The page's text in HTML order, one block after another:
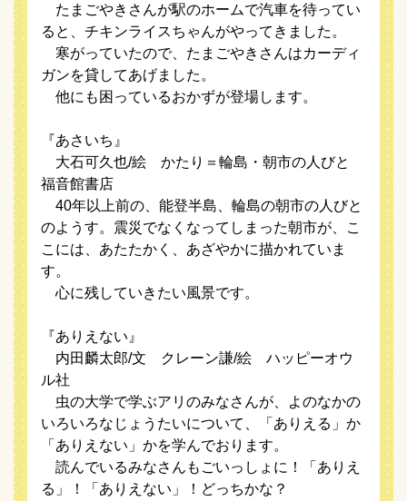
たまごやきさんが駅のホームで汽車を待ってい
ると、チキンライスちゃんがやってきました。
寒がっていたので、たまごやきさんはカーディ
ガンを貸してあげました。
他にも困っているおかずが登場します。
『あさいち』
大石可久也/絵 かたり＝輪島・朝市の人びと
福音館書店
40年以上前の、能登半島、輪島の朝市の人びと
のようす。震災でなくなってしまった朝市が、こ
こには、あたたかく、あざやかに描かれていま
す。
心に残していきたい風景です。
『ありえない』
内田麟太郎/文 クレーン謙/絵 ハッピーオウ
ル社
虫の大学で学ぶアリのみなさんが、よのなかの
いろいろなじょうたいについて、「ありえる」か
「ありえない」かを学んでおります。
読んでいるみなさんもごいっしょに！「ありえ
る」！「ありえない」！どっちかな？